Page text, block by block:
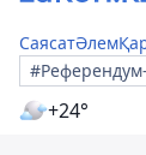
СаясатӘлем
+24°